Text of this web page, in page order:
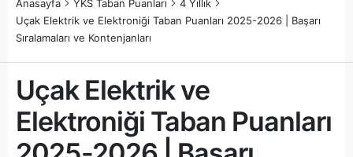
Anasayfa YKS Taban Puanları
4 Yıllık
Uçak Elektrik ve Elektroniği Taban Puanları 2025-2026 | Başarı
Sıralamaları ve Kontenjanları
Uçak Elektrik ve
Elektroniği Taban Puanları